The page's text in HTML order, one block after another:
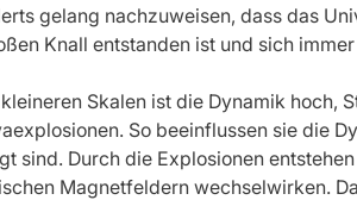
gelang nachzuweisen, dass das
Knall entstanden ist und sich
Skalen ist die Dynamik hoch,
So beeinflussen sie die
sind. Durch die Explosionen
Magnetfeldern wechselwirken.